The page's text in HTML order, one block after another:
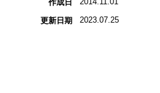
作成日
更新日期 2023.07.25